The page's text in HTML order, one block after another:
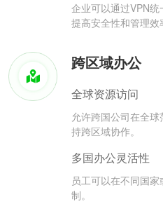
企业可以通过VPN统
提高安全性和管理效
跨区域办公
全球资源访问
允许跨国公司在全
持跨区域协作。
多国办公灵活性
员工可以在不同国
制。